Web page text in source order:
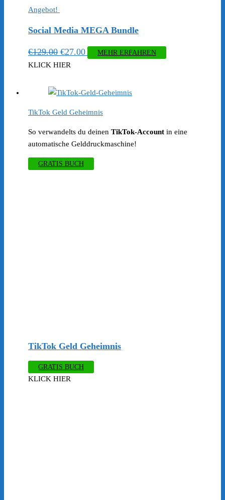
Angebot!
Social Media MEGA Bundle
€129.00 Ursprünglicher
Preis
€129.00
€27.00Aktueller
€27.00.
MEHR ERFAHREN
KLICK HIER
TikTok Geld Geheimnis
So verwandelts du deinen TikTok-Account in eine
automatische Gelddruckmaschine!
GRATIS BUCH
TikTok Geld Geheimnis
GRATIS BUCH
KLICK HIER